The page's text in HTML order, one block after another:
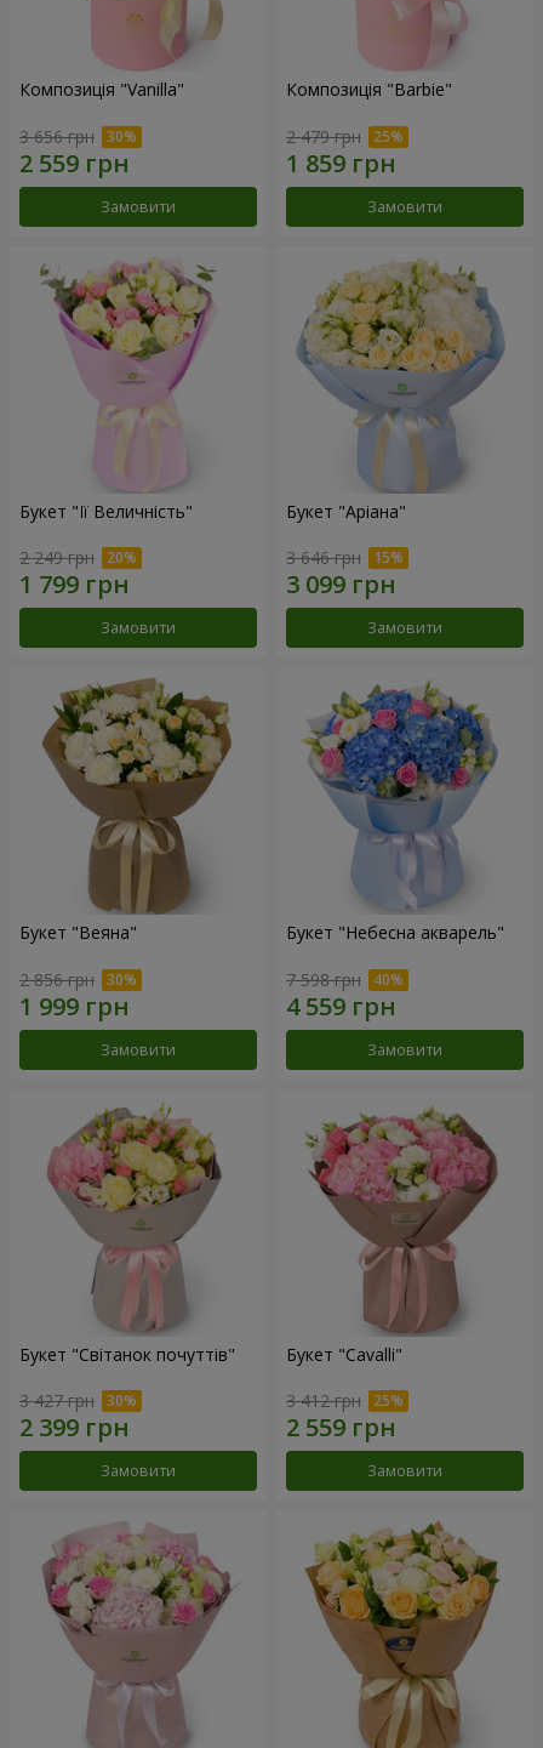
Композиція "Vanilla"
3 656 грн
Замовити
Композиція "Barbie"
2 479 грн
Замовити
Букет "Її Величність"
2 249 грн
Замовити
Букет "Аріана"
3 646 грн
Замовити
Букет "Веяна"
2 856 грн
Замовити
Букет "Небесна акварель"
7 598 грн
Замовити
Букет "Світанок почуттів"
3 427 грн
Замовити
Букет "Cаvalli"
3 412 грн
Замовити